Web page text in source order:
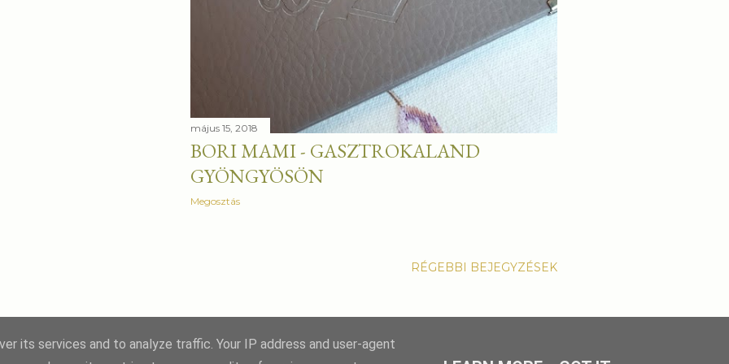
május 15, 2018
BORI MAMI - GASZTROKALAND
GYÖNGYÖSÖN
Megosztás
RÉGEBBI BEJEGYZÉSEK
its services and to analyze traffic. Your IP address and user-agent